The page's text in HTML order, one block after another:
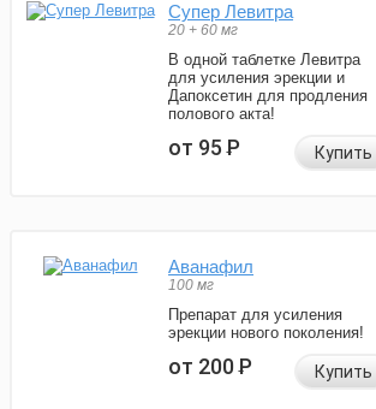
Супер Левитра
20 + 60 мг
В одной таблетке Левитра
для усиления эрекции и
Дапоксетин для продления
полового акта!
от 95Р Купить
Аванафил
100 мг
Препарат для усиления
эрекции нового поколения!
от 200Р Купить